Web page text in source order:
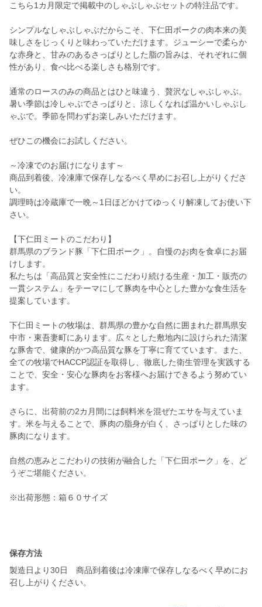
こちら1カ月限定で掲載中のしゃぶしゃぶセットの特注品です。
シンプルなしゃぶしゃぶだからこそ、下仁田ポークの肉本来の美
味しさをじっくりと味わっていただけます。ジューシーで柔らか
な赤身と、甘みのあるさっぱりとした脂の旨みは、それぞれに個
性があり、食べ比べる楽しさも格別です。
通常のロースのみの商品とはひと味違う、贅沢なしゃぶしゃぶ。
暑い季節は冷しゃぶでさっぱりと、涼しくなれば温かいしゃぶし
ゃぶで。季節を問わずお楽しみいただけます。
ぜひこの機会にお試しください。
～冷凍でのお届けになります～
商品到着後、冷凍庫で保存しなるべく早めにお召し上がりくださ
い。
調理時は冷蔵庫で一晩～1日ほどかけてゆっくり解凍してお使い下
さい。
【下仁田ミートのこだわり】
群馬県のブランド豚「下仁田ポーク」。自慢のお肉を食卓にお届
けします。
私たちは「高品質と安全性にこだわり続ける生産・加工・販売の
一貫システム」をテーマにして豚肉を中心とした豊かな食生活を
提案しています。
下仁田ミートの牧場は、群馬県の豊かな自然に囲まれた群馬県安
中市・東吾妻町にあります。広々とした敷地内に設けられた清潔
な豚舎で、健康的かつ高品質な豚を丁寧に育てています。また、
全ての牧場でHACCP認証を取得し、徹底した衛生管理を実践する
ことで、安全・安心な豚肉をお客様へお届けできるよう努めてい
ます。
さらに、出荷前の2カ月間には飼料米を混ぜたエサを与えていま
す。米を与えることで、豚肉の脂身が白く、さっぱりとした味の
豚肉になります。
自然の恵みとこだわりの技術が融合した「下仁田ポーク」を、ど
うぞご堪能ください。
※出荷形態：箱６０サイズ
保存方法
製造日より30日 商品到着後は冷凍庫で保存しなるべく早めにお
召し上がりください。